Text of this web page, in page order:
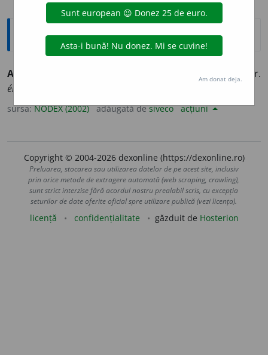
Explicative DEX
A ENERV
A face să-și piardă calmul. /<fr.
énerver
sursa:NODEX (2002) adăugată desiveco acțiuni
Copyright © 2004-2026 dexonline (https://dexonline.ro)
Preluarea, stocarea sau utilizarea datelor de pe acest site, inclusiv
prin orice metode de extragere automată (web scraping, crawling),
sunt strict interzise fără acordul nostru prealabil scris, cu excepția
seturilor de date oferite oficial spre utilizare publică (vezi licența).
licență confidențialitate găzduit de Hosterion
Am donat deja.